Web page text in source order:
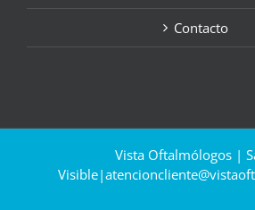
Contacto
Vista Oftalmólogos |
Visible|